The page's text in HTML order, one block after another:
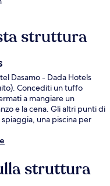
struttura
Dasamo - Dada Hotels
Concediti un tuffo
a mangiare un
e la cena. Gli altri punti di
una piscina per
struttura